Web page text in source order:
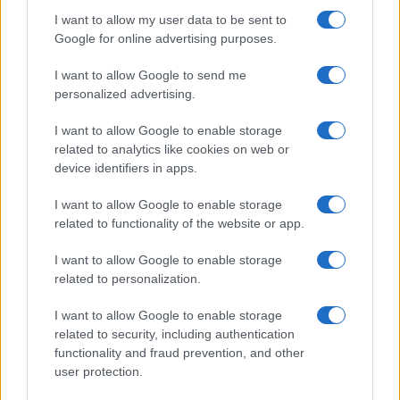
I want to allow my user data to be sent to
Google for online advertising purposes.
I want to allow Google to send me
personalized advertising.
I want to allow Google to enable storage
related to analytics like cookies on web or
device identifiers in apps.
I want to allow Google to enable storage
related to functionality of the website or app.
I want to allow Google to enable storage
related to personalization.
I want to allow Google to enable storage
related to security, including authentication
functionality and fraud prevention, and other
user protection.
popolo pur di arrivare alla distruzione di Israele
(notate bene non stiamo parlando di costituzione
di un nuovo Stato palestinese ma di distruzione di
Israele, non è un dettaglio) il piano è
perfettamente riuscito.
Quando i terroristi lanciano un missile dalla
terrazza di un palazzo sanno che Israele
risponderà distruggendo quel palazzo con tutti
quelli che ci stanno dentro. L’odio verso Israele
aumenterà eHamasfarà proseliti. Le immagini dei
servono ovviamente a mettereulteriormente
sotto pressione Tel Aviv. È lei la cattiva, non